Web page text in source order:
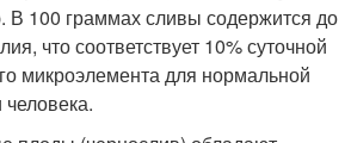
В 100 граммах сливы содержится до
что соответствует 10% суточной
микроэлемента для нормальной